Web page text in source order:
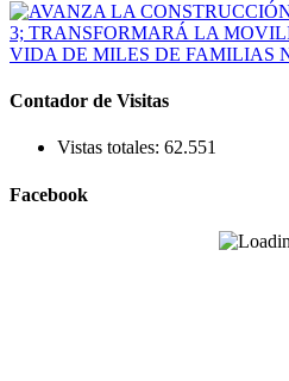
Contador de Visitas
Vistas totales: 62.551
Facebook